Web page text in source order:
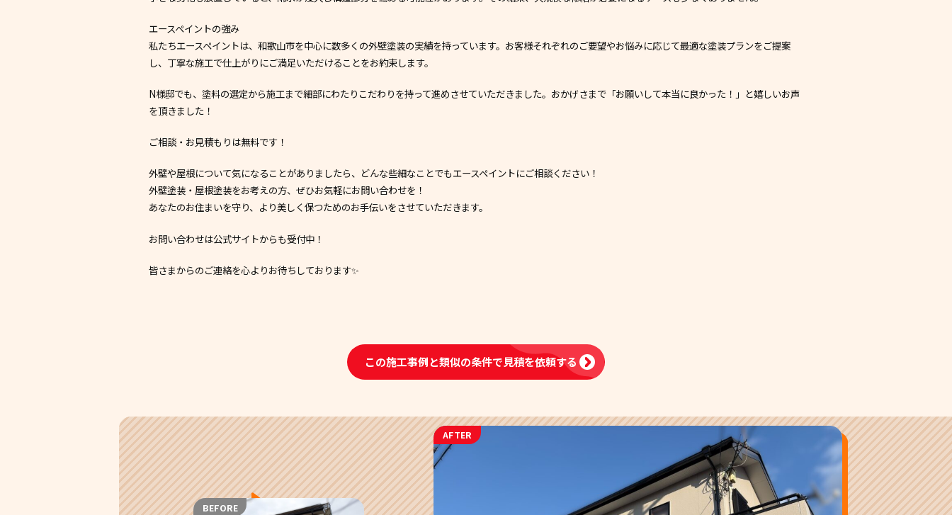
エースペイントの強み
私たちエースペイントは、和歌山市を中心に数多くの外壁塗装の実績を持っています。お客様それぞれのご要望やお悩みに応じて最適な塗装プランをご提案
し、丁寧な施工で仕上がりにご満足いただけることをお約束します。
N様邸でも、塗料の選定から施工まで細部にわたりこだわりを持って進めさせていただきました。おかげさまで「お願いして本当に良かった！」と嬉しいお声
を頂きました！
ご相談・お見積もりは無料です！
外壁や屋根について気になることがありましたら、どんな些細なことでもエースペイントにご相談ください！
外壁塗装・屋根塗装をお考えの方、ぜひお気軽にお問い合わせを！
あなたのお住まいを守り、より美しく保つためのお手伝いをさせていただきます。
お問い合わせは公式サイトからも受付中！
皆さまからのご連絡を心よりお待ちしております✨
この施工事例と類似の条件で見積を依頼する
BEFORE
AFTER